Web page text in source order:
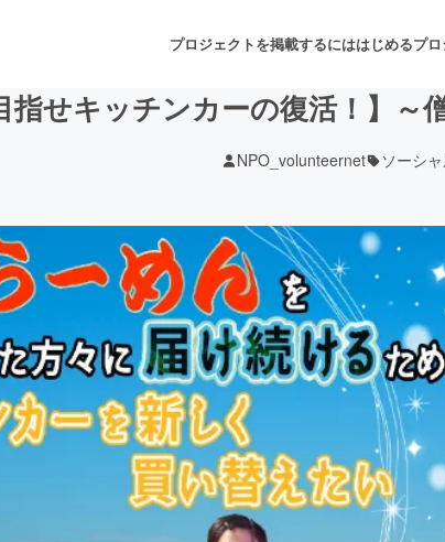
プロジェクトを掲載するにははじめるプ
音楽
ゲーム・サービス開発
書籍・雑誌出版
チャレンジ
指せキッチンカーの復活！】～
NPO_volunteernet ソーシ